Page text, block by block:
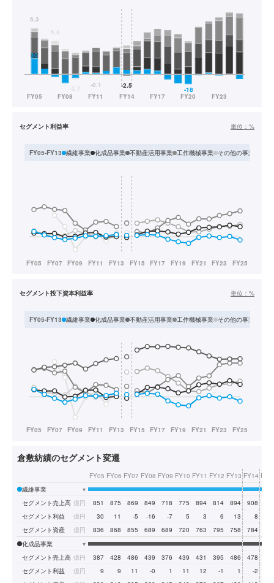
セグメント利益率 単位： %
FY05-FY13 繊維事業 化成品事業 不動産活用事業 工作機械事業 その他の事業
セグメント投下資本利益率 単位： %
FY05-FY13 繊維事業 化成品事業 不動産活用事業 工作機械事業 その他の事業
倉敷紡績のセグメント変遷
FY05 FY06 FY07 FY08 FY09 FY10 FY11 FY12 FY13 FY14
繊維事業
▾
セグメント売上高 億円 851 875 869 849 718 775 894 814 894 908
セグメント利益
億円 30 11 -5 -16 -7 5 3 6 13 8
セグメント資産
億円 836 868 855 689 689 720 763 795 758 784
化成品事業
▾
セグメント売上高 億円 387 428 486 439 376 439 431 395 486 478
セグメント利益
億円 9 9 11 -0 1 11 12 -1 1 -2